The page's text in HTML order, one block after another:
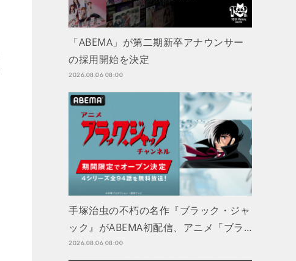
「ABEMA」が第二期新卒アナウンサー
の採用開始を決定
2026.08.06 08:00
手塚治虫の不朽の名作『ブラック・ジャ
ック』がABEMA初配信、アニメ「ブラ…
2026.08.06 08:00